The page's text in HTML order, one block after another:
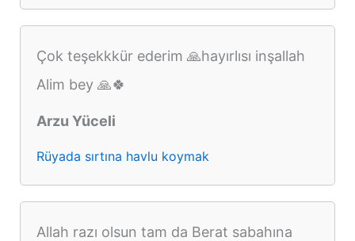
Çok teşekkkür ederim 🙏hayırlısı inşallah
Alim bey 🙏🍀
Arzu Yüceli
Rüyada sırtına havlu koymak
Allah razı olsun tam da Berat sabahına